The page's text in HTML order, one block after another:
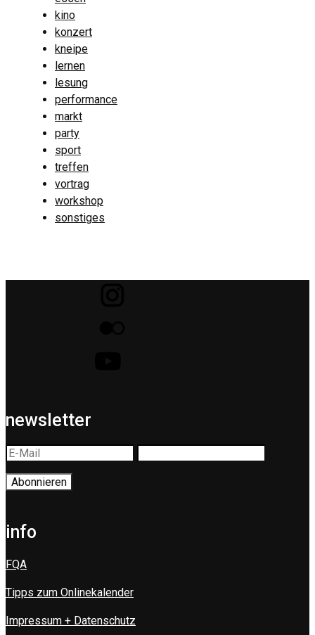
kino
konzert
kneipe
lernen
lesung
performance
markt
party
sport
treffen
vortrag
workshop
sonstiges
newsletter
info
FQA
Tipps zum Onlinekalender
Impressum + Datenschutz